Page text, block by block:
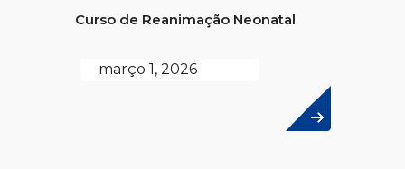
Curso de Reanimação Neonatal
março 1, 2026